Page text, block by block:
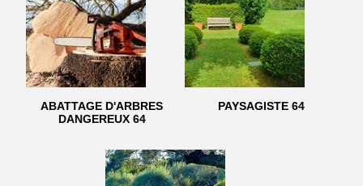
ABATTAGE D'ARBRES
DANGEREUX 64
PAYSAGISTE 64